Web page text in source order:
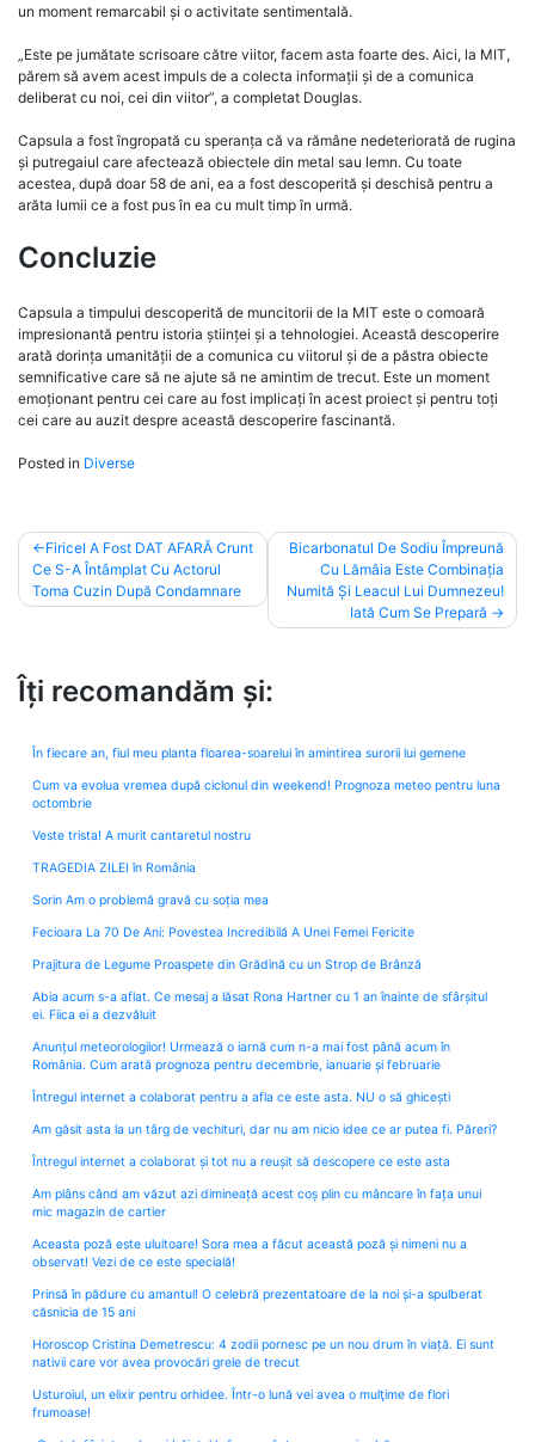
un moment remarcabil și o activitate sentimentală.
„Este pe jumătate scrisoare către viitor, facem asta foarte des. Aici, la MIT,
părem să avem acest impuls de a colecta informații și de a comunica
deliberat cu noi, cei din viitor”, a completat Douglas.
Capsula a fost îngropată cu speranța că va rămâne nedeteriorată de rugina
și putregaiul care afectează obiectele din metal sau lemn. Cu toate
acestea, după doar 58 de ani, ea a fost descoperită și deschisă pentru a
arăta lumii ce a fost pus în ea cu mult timp în urmă.
Concluzie
Capsula a timpului descoperită de muncitorii de la MIT este o comoară
impresionantă pentru istoria științei și a tehnologiei. Această descoperire
arată dorința umanității de a comunica cu viitorul și de a păstra obiecte
semnificative care să ne ajute să ne amintim de trecut. Este un moment
emoționant pentru cei care au fost implicați în acest proiect și pentru toți
cei care au auzit despre această descoperire fascinantă.
Posted in Diverse
Post
navigation
Firicel A Fost DAT AFARĂ Crunt
Ce S-A Întâmplat Cu Actorul
Toma Cuzin După Condamnare
Bicarbonatul De Sodiu Împreună
Cu Lămâia Este Combinația
Numită Și Leacul Lui Dumnezeu!
Iată Cum Se Prepară
Îți recomandăm și:
În fiecare an, fiul meu planta floarea-soarelui în amintirea surorii lui gemene
Cum va evolua vremea după ciclonul din weekend! Prognoza meteo pentru luna
octombrie
Veste trista! A murit cantaretul nostru
TRAGEDIA ZILEI în România
Sorin Am o problemă gravă cu soția mea
Fecioara La 70 De Ani: Povestea Incredibilă A Unei Femei Fericite
Prajitura de Legume Proaspete din Grădină cu un Strop de Brânză
Abia acum s-a aflat. Ce mesaj a lăsat Rona Hartner cu 1 an înainte de sfârșitul
ei. Fiica ei a dezvăluit
Anunțul meteorologilor! Urmează o iarnă cum n-a mai fost până acum în
România. Cum arată prognoza pentru decembrie, ianuarie și februarie
Întregul internet a colaborat pentru a afla ce este asta. NU o să ghicești
Am găsit asta la un târg de vechituri, dar nu am nicio idee ce ar putea fi. Păreri?
Întregul internet a colaborat și tot nu a reușit să descopere ce este asta
Am plâns când am văzut azi dimineață acest coș plin cu mâncare în fața unui
mic magazin de cartier
Aceasta poză este uluitoare! Sora mea a făcut această poză și nimeni nu a
observat! Vezi de ce este specială!
Prinsă în pădure cu amantul! O celebră prezentatoare de la noi și-a spulberat
căsnicia de 15 ani
Horoscop Cristina Demetrescu: 4 zodii pornesc pe un nou drum în viață. Ei sunt
nativii care vor avea provocări grele de trecut
Usturoiul, un elixir pentru orhidee. Într-o lună vei avea o mulţime de flori
frumoase!